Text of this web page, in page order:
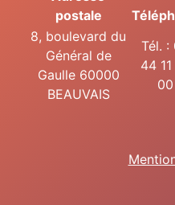
postale
8, boulevard du
Général de
Gaulle 60000
BEAUVAIS
Tél. :
44 11
00